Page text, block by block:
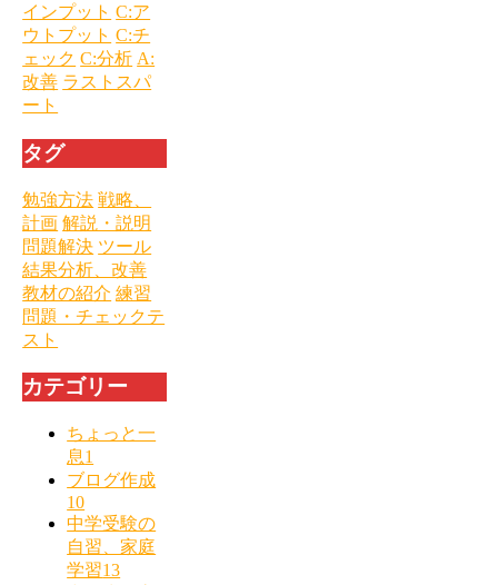
インプット C:ア
ウトプット C:チ
ェック C:分析 A:
改善 ラストスパ
ート
タグ
勉強方法 戦略、
計画 解説・説明
問題解決 ツール
結果分析、改善
教材の紹介 練習
問題・チェックテ
スト
カテゴリー
ちょっと一
息1
ブログ作成
10
中学受験の
自習、家庭
学習13